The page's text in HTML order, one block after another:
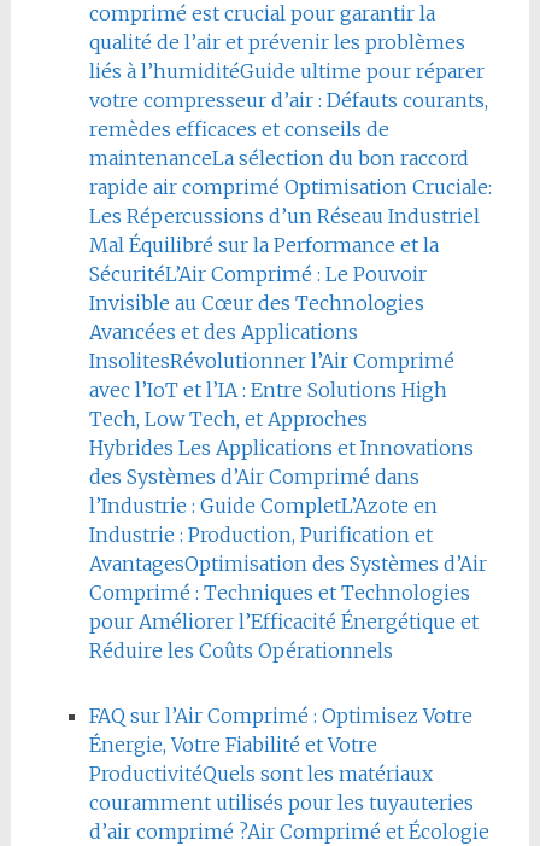
comprimé est crucial pour garantir la
qualité de l’air et prévenir les problèmes
liés à l’humiditéGuide ultime pour réparer
votre compresseur d’air : Défauts courants,
remèdes efficaces et conseils de
maintenanceLa sélection du bon raccord
rapide air comprimé Optimisation Cruciale:
Les Répercussions d’un Réseau Industriel
Mal Équilibré sur la Performance et la
SécuritéL’Air Comprimé : Le Pouvoir
Invisible au Cœur des Technologies
Avancées et des Applications
InsolitesRévolutionner l’Air Comprimé
avec l’IoT et l’IA : Entre Solutions High
Tech, Low Tech, et Approches
Hybrides Les Applications et Innovations
des Systèmes d’Air Comprimé dans
l’Industrie : Guide CompletL’Azote en
Industrie : Production, Purification et
AvantagesOptimisation des Systèmes d’Air
Comprimé : Techniques et Technologies
pour Améliorer l’Efficacité Énergétique et
Réduire les Coûts Opérationnels
FAQ sur l’Air Comprimé : Optimisez Votre
Énergie, Votre Fiabilité et Votre
ProductivitéQuels sont les matériaux
couramment utilisés pour les tuyauteries
d’air comprimé ?Air Comprimé et Écologie